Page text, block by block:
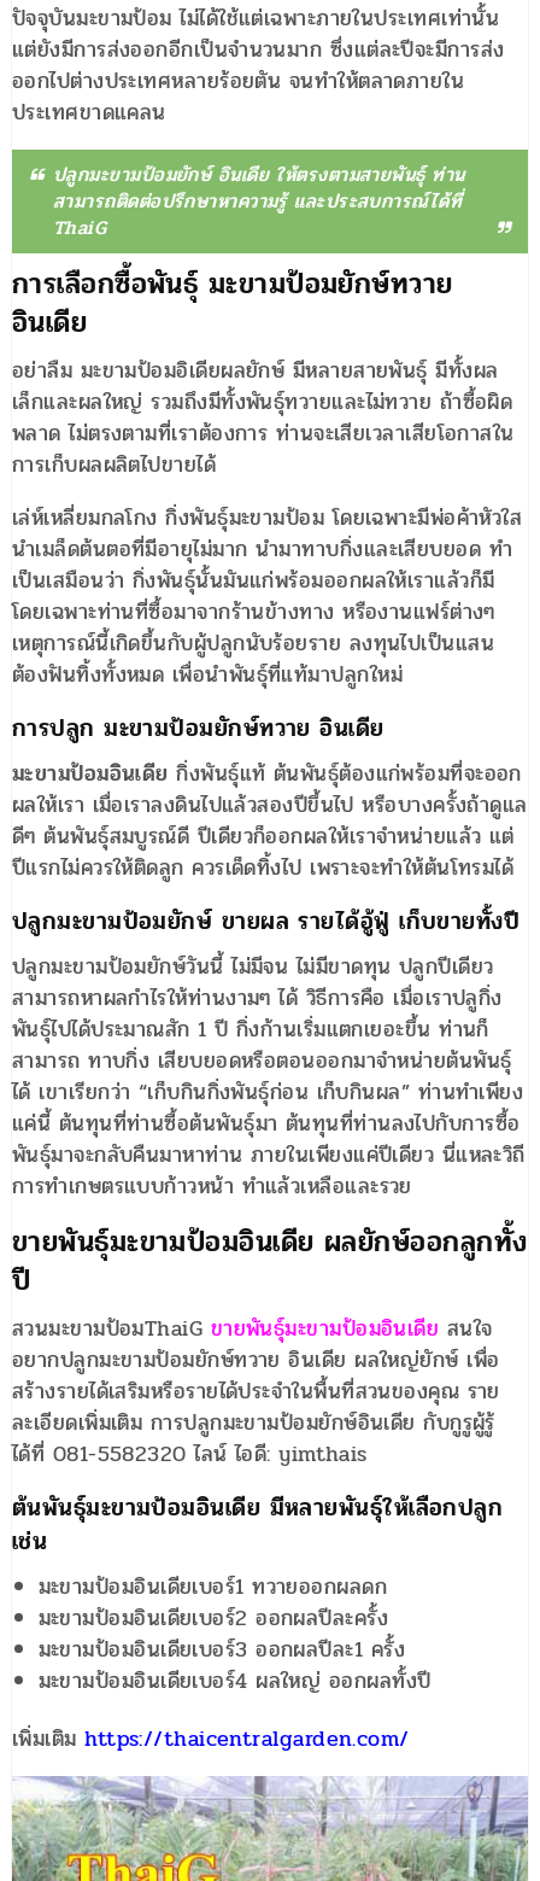
ปัจจุบันมะขามป้อม ไม่ได้ใช้แต่เฉพาะภายในประเทศเท่านั้น
แต่ยังมีการส่งออกอีกเป็นจำนวนมาก ซึ่งแต่ละปีจะมีการส่ง
ออกไปต่างประเทศหลายร้อยตัน จนทำให้ตลาดภายใน
ประเทศขาดแคลน
ปลูกมะขามป้อมยักษ์ อินเดีย ให้ตรงตามสายพันธุ์ ท่าน
สามารถติดต่อปรึกษาหาความรู้ และประสบการณ์ได้ที่
ThaiG
การเลือกซื้อพันธุ์ มะขามป้อมยักษ์ทวาย
อินเดีย
อย่าลืม มะขามป้อมอิเดียผลยักษ์ มีหลายสายพันธุ์ มีทั้งผล
เล็กและผลใหญ่ รวมถึงมีทั้งพันธุ์ทวายและไม่ทวาย ถ้าซื้อผิด
พลาด ไม่ตรงตามที่เราต้องการ ท่านจะเสียเวลาเสียโอกาสใน
การเก็บผลผลิตไปขายได้
เล่ห์เหลี่ยมกลโกง กิ่งพันธุ์มะขามป้อม โดยเฉพาะมีพ่อค้าหัวใส
นำเมล็ดต้นตอที่มีอายุไม่มาก นำมาทาบกิ่งและเสียบยอด ทำ
เป็นเสมือนว่า กิ่งพันธุ์นั้นมันแก่พร้อมออกผลให้เราแล้วก็มี
โดยเฉพาะท่านที่ซื้อมาจากร้านข้างทาง หรืองานแฟร์ต่างๆ
เหตุการณ์นี้เกิดขึ้นกับผู้ปลูกนับร้อยราย ลงทุนไปเป็นแสน
ต้องฟันทิ้งทั้งหมด เพื่อนำพันธุ์ที่แท้มาปลูกใหม่
การปลูก มะขามป้อมยักษ์ทวาย อินเดีย
มะขามป้อมอินเดีย กิ่งพันธุ์แท้ ต้นพันธุ์ต้องแก่พร้อมที่จะออก
ผลให้เรา เมื่อเราลงดินไปแล้วสองปีขึ้นไป หรือบางครั้งถ้าดูแล
ดีๆ ต้นพันธุ์สมบูรณ์ดี ปีเดียวก็ออกผลให้เราจำหน่ายแล้ว แต่
ปีแรกไม่ควรให้ติดลูก ควรเด็ดทิ้งไป เพราะจะทำให้ต้นโทรมได้
ปลูกมะขามป้อมยักษ์ ขายผล รายได้อู้ฟู่ เก็บขายทั้งปี
ปลูกมะขามป้อมยักษ์วันนี้ ไม่มีจน ไม่มีขาดทุน ปลูกปีเดียว
สามารถหาผลกำไรให้ท่านงามๆ ได้ วิธีการคือ เมื่อเราปลูกิ่ง
พันธุ์ไปได้ประมาณสัก 1 ปี กิ่งก้านเริ่มแตกเยอะขึ้น ท่านก็
สามารถ ทาบกิ่ง เสียบยอดหรือตอนออกมาจำหน่ายต้นพันธุ์
ได้ เขาเรียกว่า “เก็บกินกิ่งพันธุ์ก่อน เก็บกินผล” ท่านทำเพียง
แค่นี้ ต้นทุนที่ท่านซื้อต้นพันธุ์มา ต้นทุนที่ท่านลงไปกับการซื้อ
พันธุ์มาจะกลับคืนมาหาท่าน ภายในเพียงแค่ปีเดียว นี่แหละวิถี
การทำเกษตรแบบก้าวหน้า ทำแล้วเหลือและรวย
ขายพันธุ์มะขามป้อมอินเดีย ผลยักษ์ออกลูกทั้ง
ปี
สวนมะขามป้อมThaiG ขายพันธุ์มะขามป้อมอินเดีย สนใจ
อยากปลูกมะขามป้อมยักษ์ทวาย อินเดีย ผลใหญ่ยักษ์ เพื่อ
สร้างรายได้เสริมหรือรายได้ประจำในพื้นที่สวนของคุณ ราย
ละเอียดเพิ่มเติม การปลูกมะขามป้อมยักษ์อินเดีย กับกูรูผู้รู้
ได้ที่ 081-5582320 ไลน์ ไอดี: yimthais
ต้นพันธุ์มะขามป้อมอินเดีย มีหลายพันธุ์ให้เลือกปลูก
เช่น
มะขามป้อมอินเดียเบอร์1 ทวายออกผลดก
มะขามป้อมอินเดียเบอร์2 ออกผลปีละครั้ง
มะขามป้อมอินเดียเบอร์3 ออกผลปีละ1 ครั้ง
มะขามป้อมอินเดียเบอร์4 ผลใหญ่ ออกผลทั้งปี
เพิ่มเติมhttps://thaicentralgarden.com/